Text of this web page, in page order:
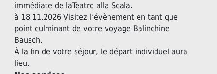
immédiate de laTeatro alla Scala.
à 18.11.2026 Visitez l’évènement en tant que
point culminant de votre voyage Balinchine
Bausch.
À la fin de votre séjour, le départ individuel aura
lieu.